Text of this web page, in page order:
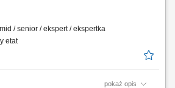
/ senior / ekspert / ekspertka
etat
pokaż opis